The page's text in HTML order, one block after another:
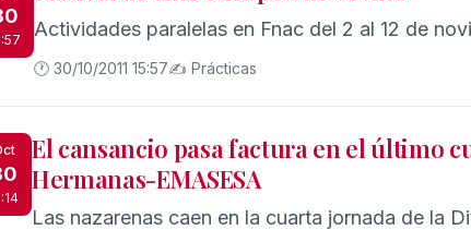
Actividades paralelas en Fnac del 2 al 12 de
🕐 30/10/2011 15:57✍️ Prácticas
El cansancio pasa factura en el último
Hermanas-EMASESA
Las nazarenas caen en la cuarta jornada de la